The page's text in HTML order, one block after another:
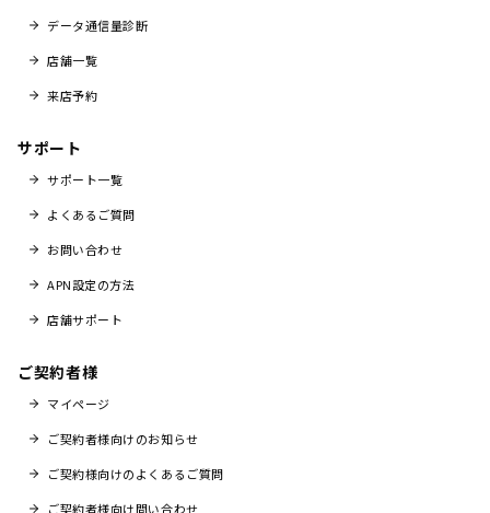
データ通信量診断
店舗一覧
来店予約
サポート
サポート一覧
よくあるご質問
お問い合わせ
APN設定の方法
店舗サポート
ご契約者様
マイページ
ご契約者様向けのお知らせ
ご契約様向けのよくあるご質問
ご契約者様向け問い合わせ